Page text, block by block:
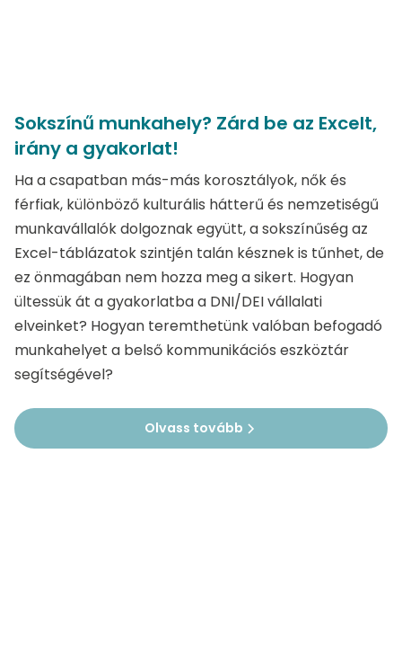
Sokszínű munkahely? Zárd be az Excelt,
irány a gyakorlat!
Ha a csapatban más-más korosztályok, nők és
férfiak, különböző kulturális hátterű és nemzetiségű
munkavállalók dolgoznak együtt, a sokszínűség az
Excel-táblázatok szintjén talán késznek is tűnhet, de
ez önmagában nem hozza meg a sikert. Hogyan
ültessük át a gyakorlatba a DNI/DEI vállalati
elveinket? Hogyan teremthetünk valóban befogadó
munkahelyet a belső kommunikációs eszköztár
segítségével?
Olvass tovább